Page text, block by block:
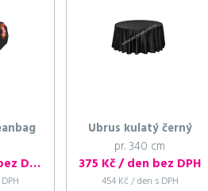
460 Kč / den bez DPH
Ubrus kulatý černý
pr. 340 cm
375 Kč / den bez DPH
454 Kč / den s DPH